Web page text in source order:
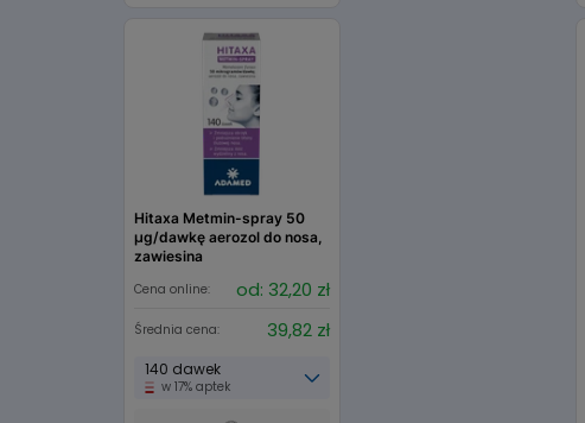
Hitaxa Metmin-spray 50
µg/dawkę aerozol do nosa,
zawiesina
Cena online:
od: 32,20 zł
Średnia cena: 39,82 zł
140 dawek
w 17% aptek